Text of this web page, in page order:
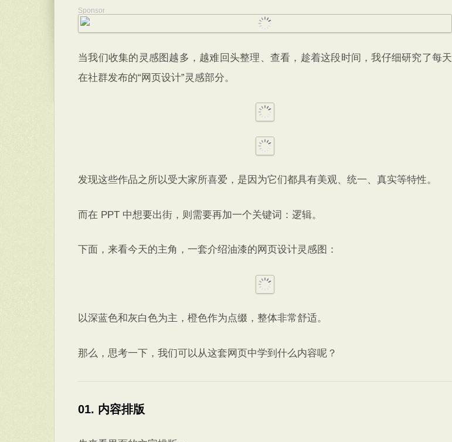
Sponsor
当我们收集的灵感图越多，越难回头整理、查看，趁着这段时间，我仔细研究了每天
在社群发布的“网页设计”灵感部分。
发现这些作品之所以受大家所喜爱，是因为它们都具有美观、统一、真实等特性。
而在 PPT 中想要出街，则需要再加一个关键词：逻辑。
下面，来看今天的主角，一套介绍油漆的网页设计灵感图：
以深蓝色和灰白色为主，橙色作为点缀，整体非常舒适。
那么，思考一下，我们可以从这套网页中学到什么内容呢？
01. 内容排版